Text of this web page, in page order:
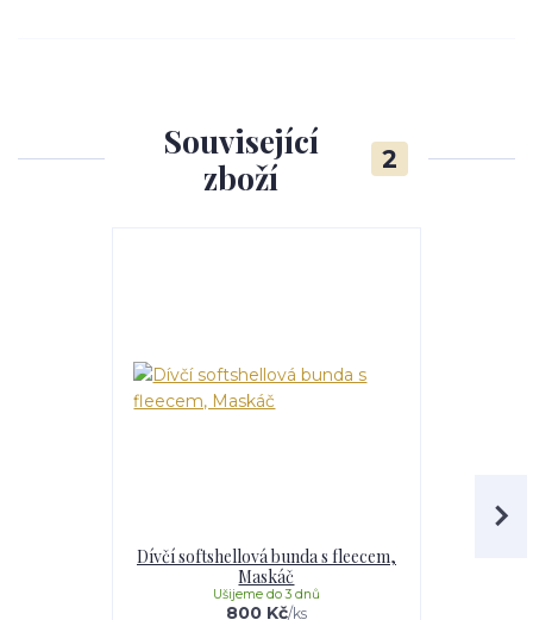
Související
zboží
2
Dívčí softshellová bunda s fleecem,
Maskáč
800 Kč/ks
Ušijeme do 3 dnů